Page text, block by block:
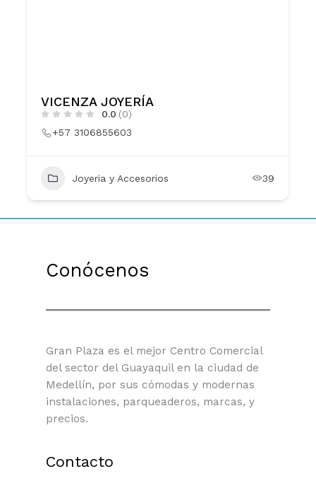
VICENZA JOYERÍA
0.0 (0)
+57 3106855603
Joyeria y Accesorios 39
Conócenos
Gran Plaza es el mejor Centro Comercial
del sector del Guayaquil en la ciudad de
Medellín, por sus cómodas y modernas
instalaciones, parqueaderos, marcas, y
precios.
Contacto